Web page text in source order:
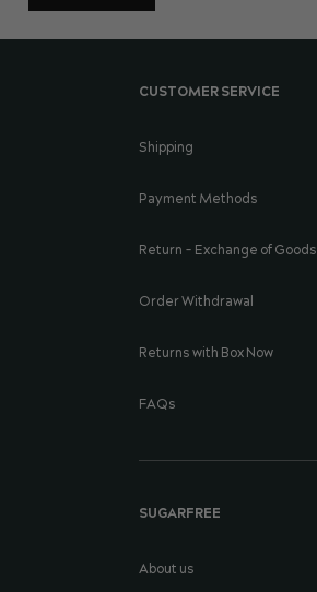
CUSTOMER SERVICE
Shipping
Payment Methods
Return - Exchange of Goods
Order Withdrawal
Returns with Box Now
FAQs
SUGARFREE
About us